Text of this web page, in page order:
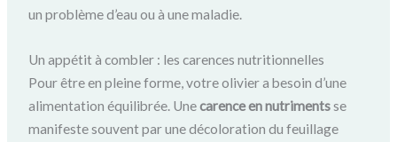
un problème d’eau ou à une maladie.
Un appétit à combler : les carences nutritionnelles
Pour être en pleine forme, votre olivier a besoin d’une
alimentation équilibrée. Unecarence en nutrimentsse
manifeste souvent par une décoloration du feuillage